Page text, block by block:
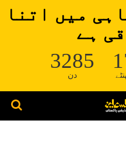
میں اتنا
ہے
3285
دن